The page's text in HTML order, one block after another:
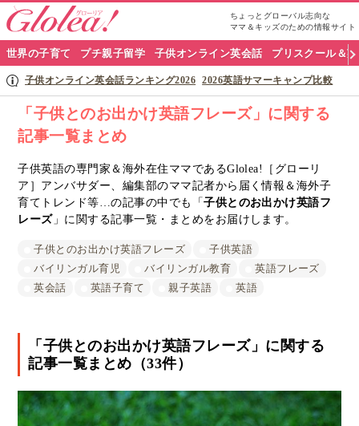
ちょっとグローバル志向な
ママ＆キッズのための情報サイト
グ
ロ
リ
ア
ナ
ビ
世界の子育て プチ親子留学 子供オンライン英会話 プリスクール＆
子供オンライン英会話ランキング2026 2026英語サマーキャンプ比較
「子供とのお出かけ英語フレーズ」に関する
記事一覧まとめ
子供英語の専門家＆海外在住ママであるGlolea!［グローリ
ア］アンバサダー、編集部のママ記者から届く情報＆海外子
育てトレンド等…の記事の中でも「子供とのお出かけ英語フ
レーズ」に関する記事一覧・まとめをお届けします。
子供とのお出かけ英語フレーズ
子供英語
バイリンガル育児
バイリンガル教育
英語フレーズ
英会話
英語子育て 親子英語 英語
「子供とのお出かけ英語フレーズ」に関する
記事一覧まとめ（33件）